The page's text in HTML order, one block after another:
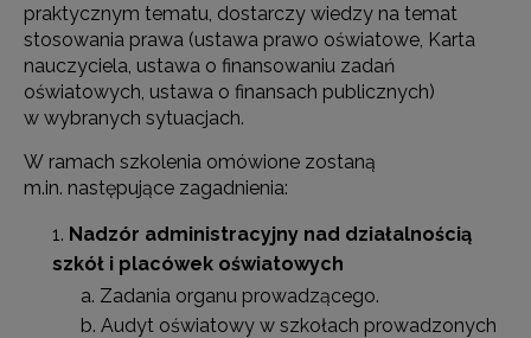
praktycznym tematu, dostarczy wiedzy na temat
stosowania prawa (ustawa prawo oświatowe, Karta
nauczyciela, ustawa o finansowaniu zadań
oświatowych, ustawa o finansach publicznych)
w wybranych sytuacjach.
W ramach szkolenia omówione zostaną
m.in. następujące zagadnienia:
Nadzór administracyjny nad działalnością
szkół i placówek oświatowych
Zadania organu prowadzącego.
Audyt oświatowy w szkołach prowadzonych